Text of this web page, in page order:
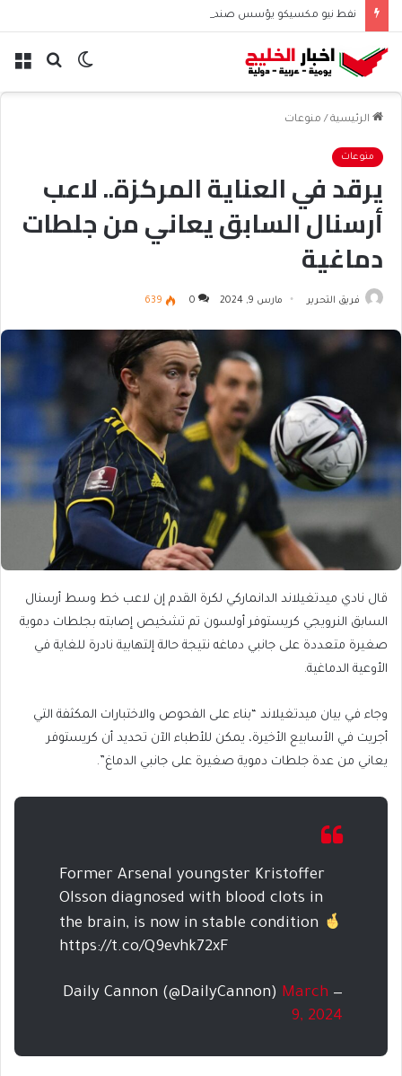
نفط نيو مكسيكو يؤسس صندوق 75 مليار دولار ويشعل جدل الإنفاق
بحث الوضع
الرئيسية / منوعات
منوعات
يرقد في العناية المركزة.. لاعب
أرسنال السابق يعاني من جلطات
دماغية
فريق التحرير مارس 9, 2024 0
639
قال نادي ميدتغيلاند الدانماركي لكرة القدم إن لاعب خط وسط أرسنال
السابق النرويجي كريستوفر أولسون تم تشخيص إصابته بجلطات دموية
صغيرة متعددة على جانبي دماغه نتيجة حالة إلتهابية نادرة للغاية في
الأوعية الدماغية.
وجاء في بيان ميدتغيلاند “بناء على الفحوص والاختبارات المكثفة التي
أجريت في الأسابيع الأخيرة، يمكن للأطباء الآن تحديد أن كريستوفر
يعاني من عدة جلطات دموية صغيرة على جانبي الدماغ”.
Former Arsenal youngster Kristoffer
Olsson diagnosed with blood clots in
the brain, is now in stable condition
https://t.co/Q9evhk72xF
— Daily Cannon (@DailyCannon)
March
9, 2024